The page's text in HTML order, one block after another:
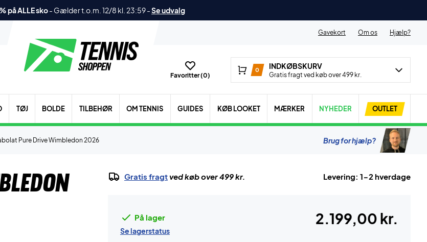
på ALLE sko- Gælder t.o.m. 12/8 kl. 23:59-Se udvalg
Gavekort Om os Hjælp?
Favoritter (0)
0 INDKØBSKURV
Gratis fragt ved køb over 499 kr.
TØJ BOLDE TILBEHØR OM TENNIS GUIDES KØB LOOKET MÆRKER NYHEDER OUTLET
Pure Drive Wimbledon 2026 Brug for hjælp?
Gratis fragtved køb over 499 kr. Levering: 1-2 hverdage
På lager
Se lagerstatus
2.199,00 kr.